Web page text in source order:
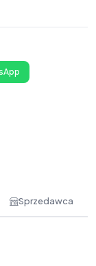
Sprzedawca